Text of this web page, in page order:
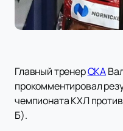
Главный тренерСКА
прокомментировал
чемпионата КХЛ
Б).